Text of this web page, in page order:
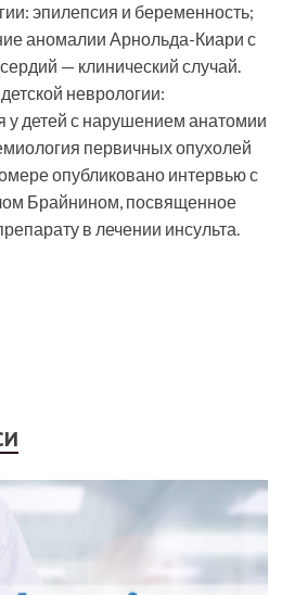
эпилепсия и беременность;
аномалии Арнольда-Киари с
— клинический случай.
неврологии:
у детей с нарушением анатомии
первичных опухолей
опубликовано интервью с
Брайнином, посвященное
в лечении инсульта.